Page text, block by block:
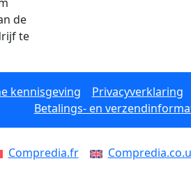
de
te
kennisgeving Privacyverklaring
Betalings- en
Compredia.fr